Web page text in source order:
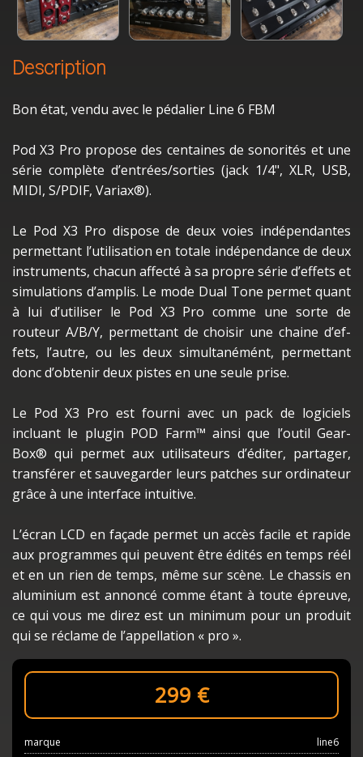
Description
Bon état, vendu avec le pédalier Line 6 FBM
Pod X3 Pro propose des centaines de sono­ri­tés et une
série complète d’en­trées/sorties (jack 1/4", XLR, USB,
MIDI, S/PDIF, Variax®).
Le Pod X3 Pro dispose de deux voies indé­pen­dantes
permet­tant l’uti­li­sa­tion en totale indé­pen­dance de deux
instru­ments, chacun affecté à sa propre série d’ef­fets et
simu­la­tions d’am­plis. Le mode Dual Tone permet quant
à lui d’uti­li­ser le Pod X3 Pro comme une sorte de
routeur A/B/Y, permet­tant de choi­sir une chaine d’ef­
fets, l’autre, ou les deux simul­ta­né­mént, permet­tant
donc d’ob­te­nir deux pistes en une seule prise.
Le Pod X3 Pro est fourni avec un pack de logi­ciels
incluant le plugin POD Farm™ ainsi que l’ou­til Gear­
Box® qui permet aux utili­sa­teurs d’édi­ter, parta­ger,
trans­fé­rer et sauve­gar­der leurs patches sur ordi­na­teur
grâce à une inter­face intui­tive.
L’écran LCD en façade permet un accès facile et rapide
aux programmes qui peuvent être édités en temps réél
et en un rien de temps, même sur scène. Le chas­sis en
alumi­nium est annoncé comme étant à toute épreuve,
ce qui vous me direz est un mini­mum pour un produit
qui se réclame de l’ap­pel­la­tion « pro ».
299 €
marque
line6